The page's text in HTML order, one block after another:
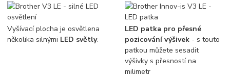
Vyšívací plocha je osvětlena
několika silnými LED světly.
LED patka pro přesné
pozicování výšivek - s touto
patkou můžete sesadit
výšivky s přesností na
milimetr